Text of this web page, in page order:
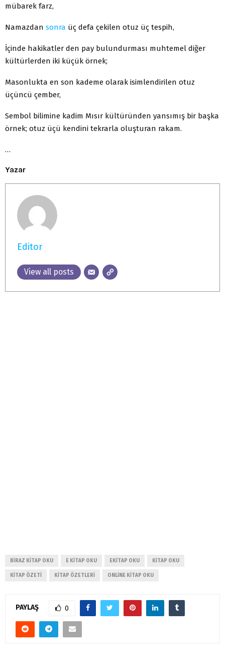
mübarek farz,
Namazdan sonra üç defa çekilen otuz üç tespih,
İçinde hakikatler den pay bulundurması muhtemel diğer
kültürlerden iki küçük örnek;
Masonlukta en son kademe olarak isimlendirilen otuz
üçüncü çember,
Sembol bilimine kadim Mısır kültüründen yansımış bir başka
örnek; otuz üçü kendini tekrarla oluşturan rakam.
…
Yazar
Editor
View all posts
BIRAZ KITAP OKU E KITAP OKU EKITAP OKU KITAP OKU
KITAP ÖZETI KITAP ÖZETLERI ONLINE KITAP OKU
PAYLAŞ 0